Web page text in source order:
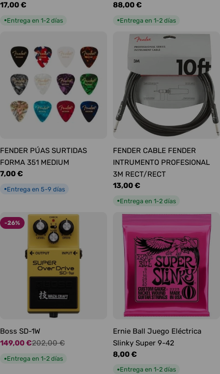
Precio
17,00 €
●Entrega en 1-2 días
Precio
88,00 €
●Entrega en 1-2 días
FENDER PÚAS SURTIDAS
FORMA 351 MEDIUM
Precio
7,00 €
●Entrega en 5-9 días
FENDER CABLE FENDER
INTRUMENTO PROFESIONAL
3M RECT/RECT
Precio
13,00 €
●Entrega en 1-2 días
-26%
Boss SD-1W
Precio
de
149,00 €
Precio
habitual
202,00 €
●Entrega en 1-2 días
Ernie Ball Juego Eléctrica
Slinky Super 9-42
Precio
habitual
8,00 €
●Entrega en 1-2 días